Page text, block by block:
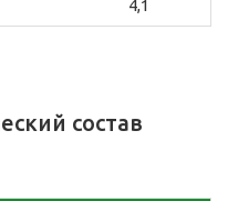
4,1
состав